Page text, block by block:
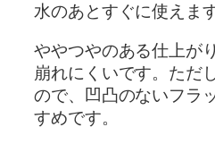
水のあとすぐに使えます
ややつやのある仕上が
崩れにくいです。ただ
ので、凹凸のないフラ
すめです。